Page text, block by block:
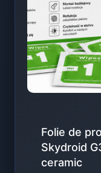
Folie de
Skydroid
ceramic